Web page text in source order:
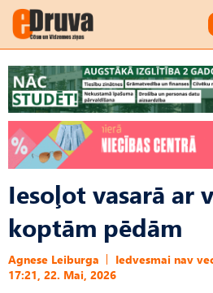
Iesoļot vasarā ar
koptām pēdām
Agnese Leiburga
Iedvesmai nav
17:21, 22. Mai, 2026